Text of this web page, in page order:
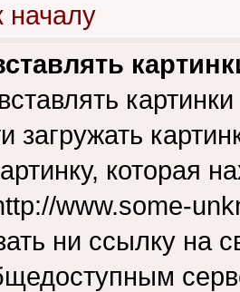
началу
загружать
которая
www.some-
ни ссылку на